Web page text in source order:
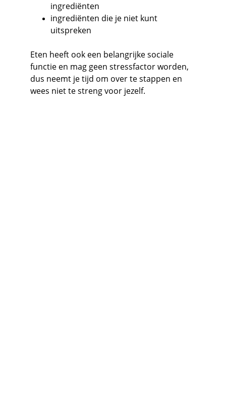
ingrediënten
ingrediënten die je niet kunt
uitspreken
Eten heeft ook een belangrijke sociale
functie en mag geen stressfactor worden,
dus neemt je tijd om over te stappen en
wees niet te streng voor jezelf.